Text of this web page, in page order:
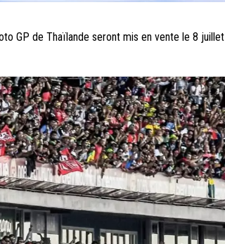
GP de Thaïlande seront mis en vente le 8 juillet